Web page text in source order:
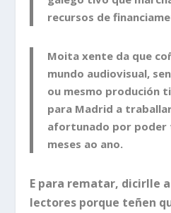
recursos de
Moita xente da que
mundo audiovisual,
ou mesmo produción
para Madrid a
afortunado por poder
meses ao ano.
E para rematar, dicirlle
lectores porque teñen